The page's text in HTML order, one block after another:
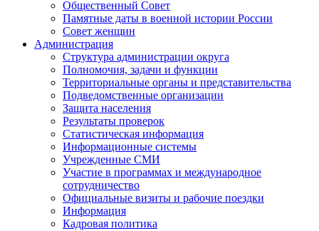
Общественный Совет
Памятные даты в военной истории России
Совет женщин
Администрация
Структура администрации округа
Полномочия, задачи и функции
Территориальные органы и представительства
Подведомственные организации
Защита населения
Результаты проверок
Статистическая информация
Информационные системы
Учрежденные СМИ
Участие в программах и международное
сотрудничество
Официальные визиты и рабочие поездки
Информация
Кадровая политика